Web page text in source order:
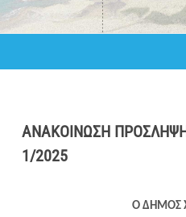
ΑΝΑΚΟΙΝΩΣΗ
1/2025
Ο ΔΗΜΟΣ